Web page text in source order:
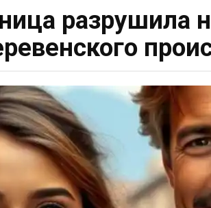
разрушила